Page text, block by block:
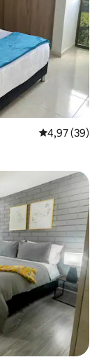
Évaluation
4,97 (39)